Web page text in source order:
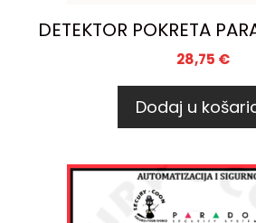
DETEKTOR POKRETA
28,75 €
Dodaj u